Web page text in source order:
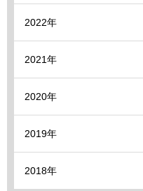
2022年
2021年
2020年
2019年
2018年